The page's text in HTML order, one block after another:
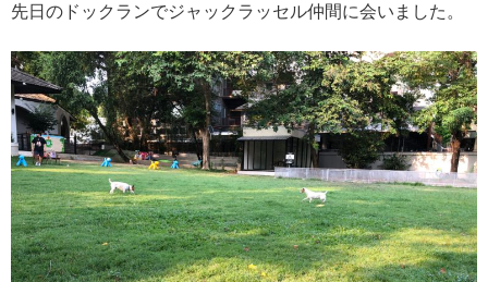
先日のドックランでジャックラッセル仲間に会いました。